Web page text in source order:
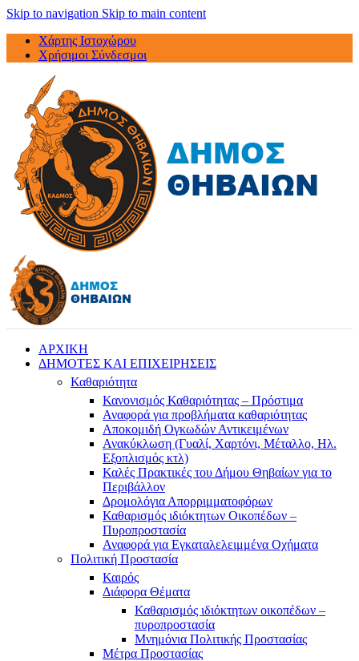
Skip to navigation Skip to main content
Χάρτης Ιστοχώρου
Χρήσιμοι Σύνδεσμοι
ΑΡΧΙΚΗ
ΔΗΜΟΤΕΣ ΚΑΙ ΕΠΙΧΕΙΡΗΣΕΙΣ
Καθαριότητα
Κανονισμός Καθαριότητας – Πρόστιμα
Αναφορά για προβλήματα καθαριότητας
Αποκομιδή Ογκωδών Αντικειμένων
Ανακύκλωση (Γυαλί, Χαρτόνι, Μέταλλο, Ηλ.
Εξοπλισμός κτλ)
Καλές Πρακτικές του Δήμου Θηβαίων για το
Περιβάλλον
Δρομολόγια Απορριμματοφόρων
Καθαρισμός ιδιόκτητων Οικοπέδων –
Πυροπροστασία
Αναφορά για Εγκαταλελειμμένα Οχήματα
Πολιτική Προστασία
Καιρός
Διάφορα Θέματα
Καθαρισμός ιδιόκτητων οικοπέδων –
πυροπροστασία
Μνημόνια Πολιτικής Προστασίας
Μέτρα Προστασίας